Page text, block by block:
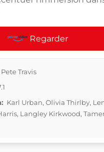
Regarder
Pete Travis
Karl Urban, Olivia Thirlby,
Langley Kirkwood,